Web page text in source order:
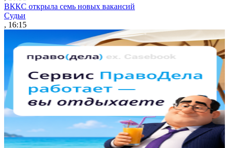
ВККС открыла семь новых вакансий
Судьи
, 16:15